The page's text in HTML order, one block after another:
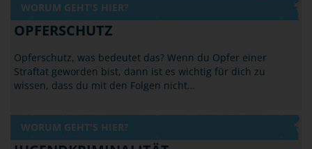
WORUM GEHT'S HIER?
OPFERSCHUTZ
Opferschutz, was bedeutet das? Wenn du Opfer einer
Straftat geworden bist, dann ist es wichtig für dich zu
wissen, dass du mit den Folgen nicht…
WORUM GEHT'S HIER?